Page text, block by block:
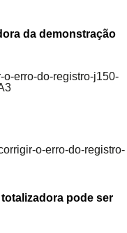
da demonstração
erro-do-registro-j150-
o-erro-do-registro-
pode ser